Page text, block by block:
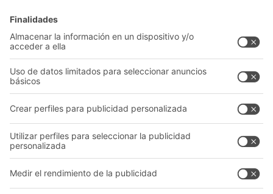
Sistemas de transporte
Nuestros servicios
Asesoramiento y servicio
Catálogo General
Documentos para descargar
Formulario de contacto
Empresa
Quiénes somos
Nuestra red global
Centros de producción
Follow us